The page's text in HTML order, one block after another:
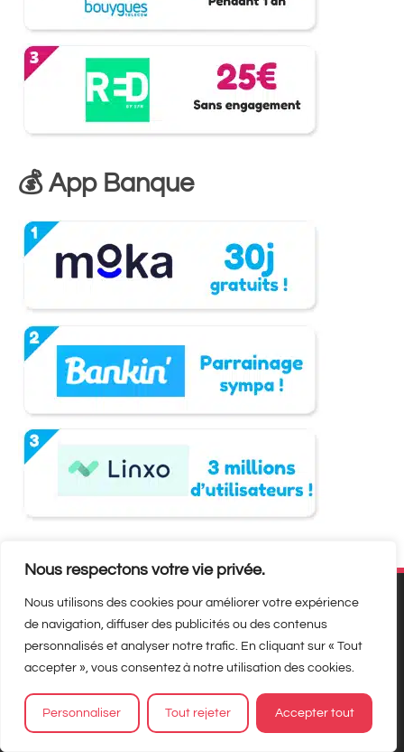
Nous respectons votre vie privée.
Nous utilisons des cookies pour améliorer votre expérience
de navigation, diffuser des publicités ou des contenus
personnalisés et analyser notre trafic. En cliquant sur « Tout
accepter », vous consentez à notre utilisation des cookies.
Personnaliser Tout rejeter Accepter tout
💰 App Banque